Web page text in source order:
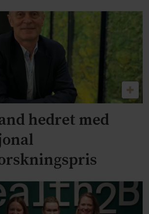
hedret med